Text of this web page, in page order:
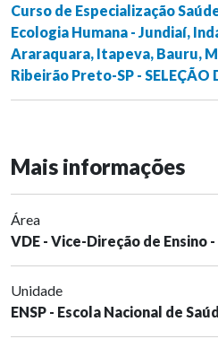
Curso de Especialização
Ecologia Humana - Jundiaí,
Araraquara, Itapeva, Bauru,
Ribeirão Preto-SP - SELEÇÃO
Mais informações
Área
VDE - Vice-Direção de Ensino
Unidade
ENSP - Escola Nacional de